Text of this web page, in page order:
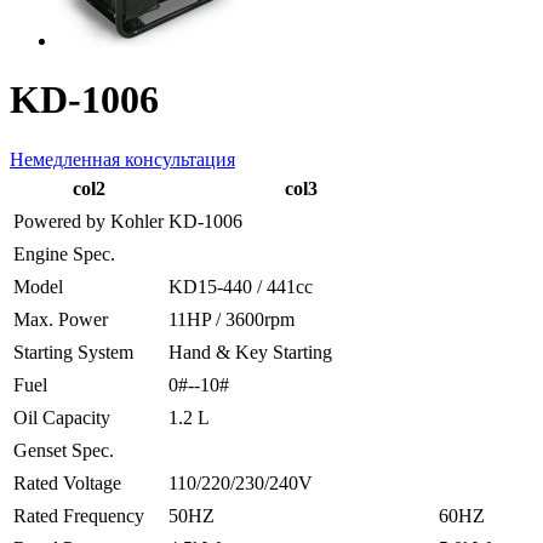
KD-1006
Немедленная консультация
col2
col3
Powered by Kohler KD-1006
Engine Spec.
Model
KD15-440 / 441cc
Max. Power
11HP / 3600rpm
Starting System
Hand & Key Starting
Fuel
0#--10#
Oil Capacity
1.2 L
Genset Spec.
Rated Voltage
110/220/230/240V
Rated Frequency
50HZ
60HZ